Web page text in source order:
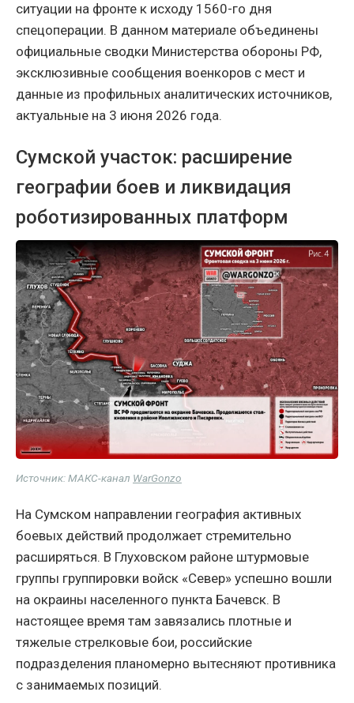
ситуации на фронте к исходу 1560-го дня
спецоперации. В данном материале объединены
официальные сводки Министерства обороны РФ,
эксклюзивные сообщения военкоров с мест и
данные из профильных аналитических источников,
актуальные на 3 июня 2026 года.
Сумской участок: расширение
географии боев и ликвидация
роботизированных платформ
Источник: МАКС-канал WarGonzo
На Сумском направлении география активных
боевых действий продолжает стремительно
расширяться. В Глуховском районе штурмовые
группы группировки войск «Север» успешно вошли
на окраины населенного пункта Бачевск. В
настоящее время там завязались плотные и
тяжелые стрелковые бои, российские
подразделения планомерно вытесняют противника
с занимаемых позиций.